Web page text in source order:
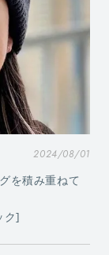
2024/08/01
を積み重ねて
ク]